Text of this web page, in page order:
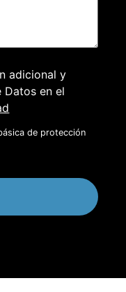
adicional y
Datos en el
de protección